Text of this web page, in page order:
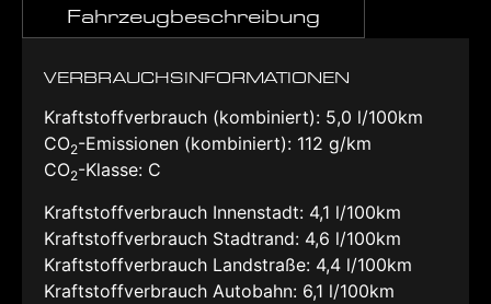
Fahrzeugbeschreibung
VERBRAUCHSINFORMATIONEN
Kraftstoffverbrauch (kombiniert): 5,0 l/100km
CO2-Emissionen (kombiniert): 112 g/km
CO2-Klasse: C
Kraftstoffverbrauch Innenstadt: 4,1 l/100km
Kraftstoffverbrauch Stadtrand: 4,6 l/100km
Kraftstoffverbrauch Landstraße: 4,4 l/100km
Kraftstoffverbrauch Autobahn: 6,1 l/100km